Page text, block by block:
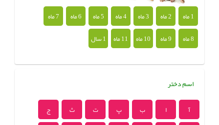
1 ماه 2 ماه 3 ماه 4 ماه 5 ماه 6 ماه
7 ماه
8 ماه
9 ماه 10 ماه 11 ماه 1 سال
اسم دختر
آ ا ب پ ت ث
ج